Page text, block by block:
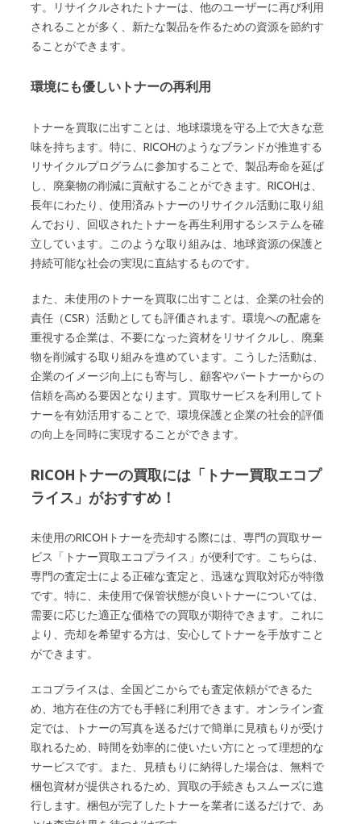
す。リサイクルされたトナーは、他のユーザーに再び利用
されることが多く、新たな製品を作るための資源を節約す
ることができます。
環境にも優しいトナーの再利用
トナーを買取に出すことは、地球環境を守る上で大きな意
味を持ちます。特に、RICOHのようなブランドが推進する
リサイクルプログラムに参加することで、製品寿命を延ば
し、廃棄物の削減に貢献することができます。RICOHは、
長年にわたり、使用済みトナーのリサイクル活動に取り組
んでおり、回収されたトナーを再生利用するシステムを確
立しています。このような取り組みは、地球資源の保護と
持続可能な社会の実現に直結するものです。
また、未使用のトナーを買取に出すことは、企業の社会的
責任（CSR）活動としても評価されます。環境への配慮を
重視する企業は、不要になった資材をリサイクルし、廃棄
物を削減する取り組みを進めています。こうした活動は、
企業のイメージ向上にも寄与し、顧客やパートナーからの
信頼を高める要因となります。買取サービスを利用してト
ナーを有効活用することで、環境保護と企業の社会的評価
の向上を同時に実現することができます。
RICOHトナーの買取には「トナー買取エコプ
ライス」がおすすめ！
未使用のRICOHトナーを売却する際には、専門の買取サー
ビス「トナー買取エコプライス」が便利です。こちらは、
専門の査定士による正確な査定と、迅速な買取対応が特徴
です。特に、未使用で保管状態が良いトナーについては、
需要に応じた適正な価格での買取が期待できます。これに
より、売却を希望する方は、安心してトナーを手放すこと
ができます。
エコプライスは、全国どこからでも査定依頼ができるた
め、地方在住の方でも手軽に利用できます。オンライン査
定では、トナーの写真を送るだけで簡単に見積もりが受け
取れるため、時間を効率的に使いたい方にとって理想的な
サービスです。また、見積もりに納得した場合は、無料で
梱包資材が提供されるため、買取の手続きもスムーズに進
行します。梱包が完了したトナーを業者に送るだけで、あ